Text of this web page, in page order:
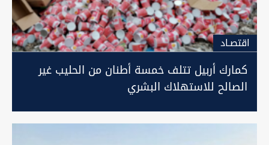
اقتصـاد
كمارك أربيل تتلف خمسة أطنان من الحليب غير
الصالح للاستهلاك البشري